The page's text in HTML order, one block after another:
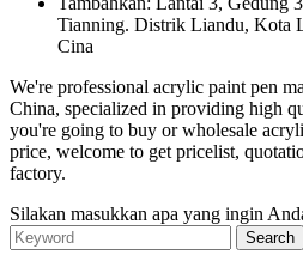
Tianning. Distrik Liandu, Kota
Cina
We're professional acrylic paint pen
China, specialized in providing high
you're going to buy or wholesale
price, welcome to get pricelist,
factory.
Silakan masukkan apa yang ingin